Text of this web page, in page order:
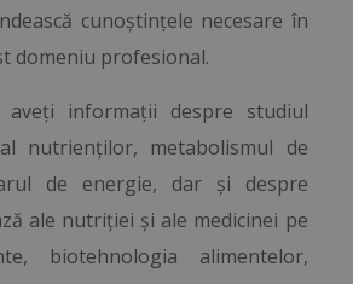
cunoștințele necesare în
domeniu profesional.
informații despre studiul
nutrienților, metabolismul de
de energie, dar și despre
ale nutriției și ale medicinei pe
biotehnologia alimentelor,